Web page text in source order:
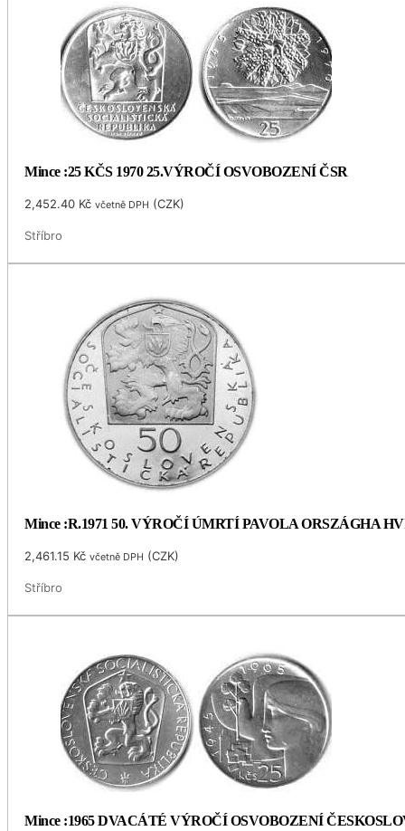
Mince :25 KČS 1970 25.VÝROČÍ OSVOBOZENÍ ČSR
2,452.40 Kč včetně DPH (CZK)
Stříbro
Mince :R.1971 50. VÝROČÍ ÚMRTÍ PAVOLA ORSZÁGHA
2,461.15 Kč včetně DPH (CZK)
Stříbro
Mince :1965 DVACÁTÉ VÝROČÍ OSVOBOZENÍ